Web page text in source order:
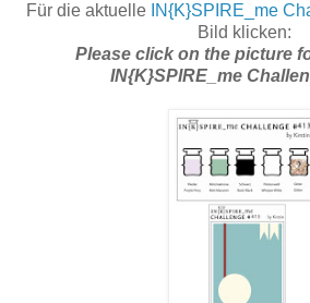
Für die aktuelle IN{K}SPIRE_me
Bild klicken:
Please click on the picture
IN{K}SPIRE_me